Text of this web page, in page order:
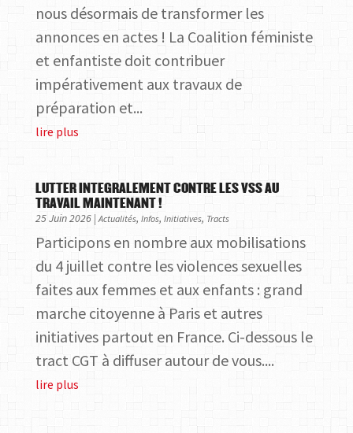
nous désormais de transformer les
annonces en actes ! La Coalition féministe
et enfantiste doit contribuer
impérativement aux travaux de
préparation et...
lire plus
LUTTER INTEGRALEMENT CONTRE LES VSS AU
TRAVAIL MAINTENANT !
25 Juin 2026|Actualités, Infos, Initiatives, Tracts
Participons en nombre aux mobilisations
du 4 juillet contre les violences sexuelles
faites aux femmes et aux enfants : grand
marche citoyenne à Paris et autres
initiatives partout en France. Ci-dessous le
tract CGT à diffuser autour de vous....
lire plus